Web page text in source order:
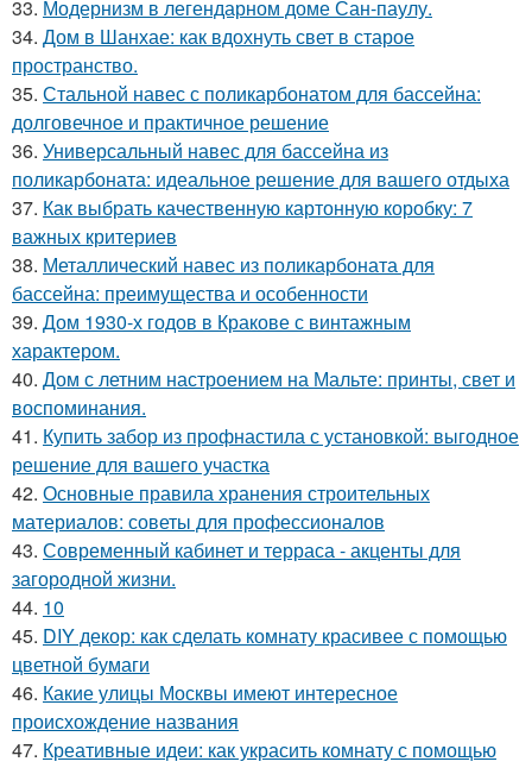
33. Модернизм в легендарном доме Сан-паулу.
34. Дом в Шанхае: как вдохнуть свет в старое
пространство.
35. Стальной навес с поликарбонатом для бассейна:
долговечное и практичное решение
36. Универсальный навес для бассейна из
поликарбоната: идеальное решение для вашего отдыха
37. Как выбрать качественную картонную коробку: 7
важных критериев
38. Металлический навес из поликарбоната для
бассейна: преимущества и особенности
39. Дом 1930-х годов в Кракове с винтажным
характером.
40. Дом с летним настроением на Мальте: принты, свет и
воспоминания.
41. Купить забор из профнастила с установкой: выгодное
решение для вашего участка
42. Основные правила хранения строительных
материалов: советы для профессионалов
43. Современный кабинет и терраса - акценты для
загородной жизни.
44. 10
45. DIY декор: как сделать комнату красивее с помощью
цветной бумаги
46. Какие улицы Москвы имеют интересное
происхождение названия
47. Креативные идеи: как украсить комнату с помощью